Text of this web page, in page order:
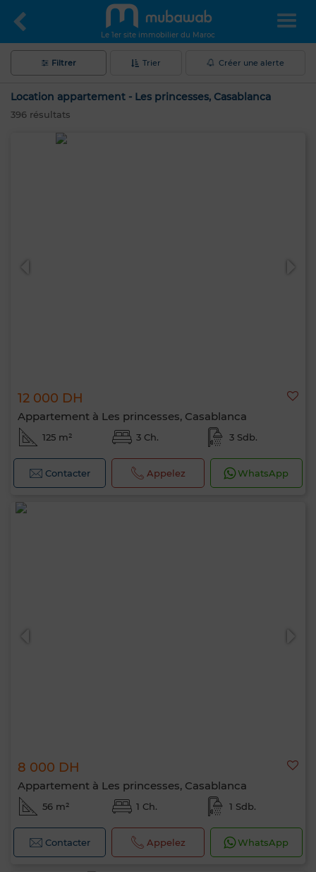
Le 1er site immobilier du Maroc
Filtrer Trier Créer une alerte
Location appartement - Les princesses, Casablanca
396 résultats
12 000 DH
Appartement à Les princesses, Casablanca
125 m² 3 Ch. 3 Sdb.
Contacter Appelez WhatsApp
8 000 DH
Appartement à Les princesses, Casablanca
56 m² 1 Ch. 1 Sdb.
Contacter Appelez WhatsApp